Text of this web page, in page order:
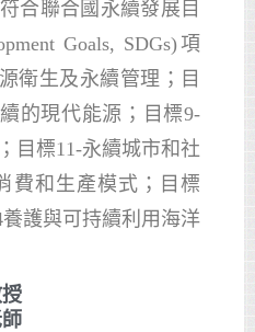
合聯合國永續發展目
Goals, SDGs)項
衛生及永續管理；目
的現代能源；目標9-
目標11-永續城市和社
費和生產模式；目標
護與可持續利用海洋